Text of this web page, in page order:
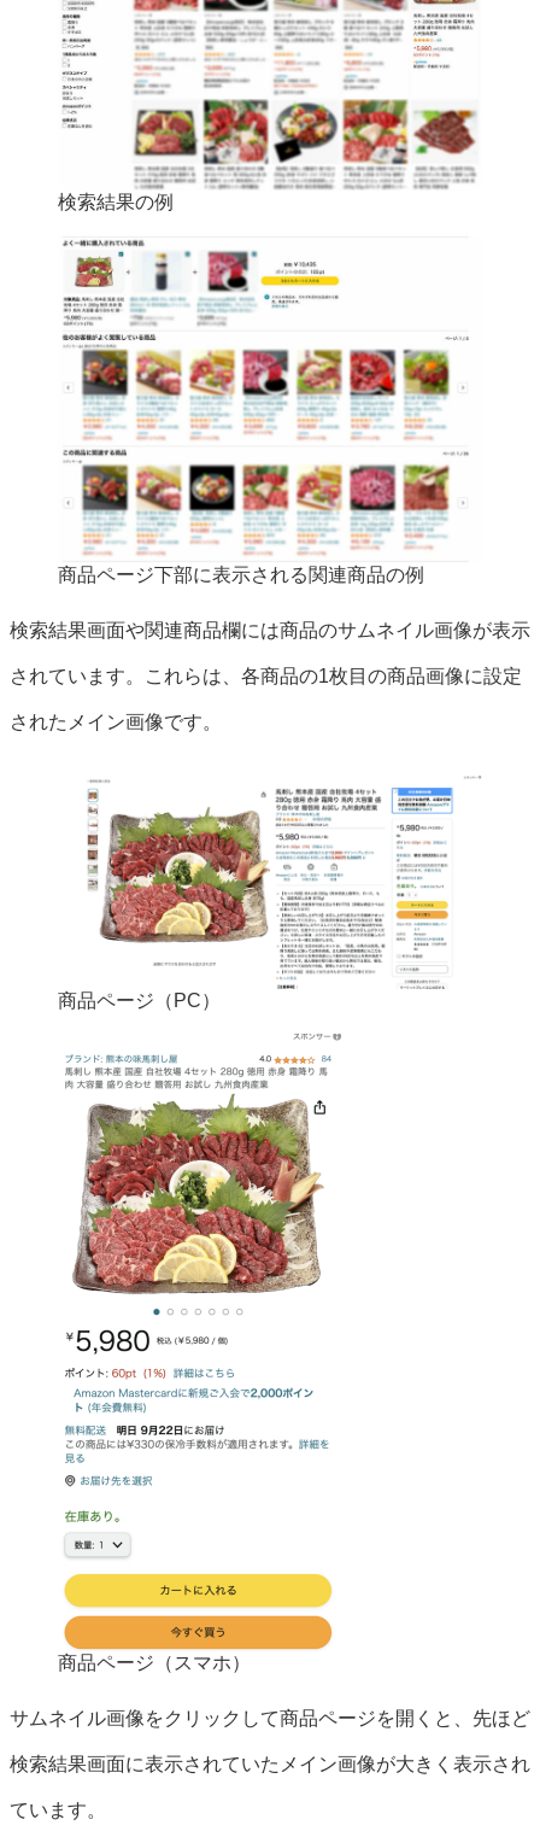
検索結果の例
商品ページ下部に表示される関連商品の例
検索結果画面や関連商品欄には商品のサムネイル画像が表示
されています。これらは、各商品の1枚目の商品画像に設定
されたメイン画像です。
商品ページ（PC）
商品ページ（スマホ）
サムネイル画像をクリックして商品ページを開くと、先ほど
検索結果画面に表示されていたメイン画像が大きく表示され
ています。